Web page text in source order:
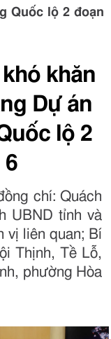
Quốc lộ 2 đoạn
khăn
Dự án
lộ 2
6
chí: Quách
UBND tỉnh và
vị liên quan; Bí
Thịnh, Tề Lỗ,
phường Hòa